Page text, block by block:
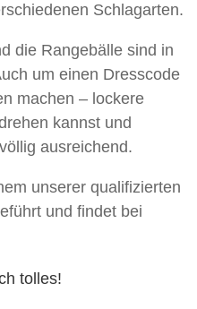
Schlagarten.
die Rangebälle sind in
um einen Dresscode
machen – lockere
kannst und
ausreichend.
unserer qualifizierten
und findet bei
tolles!